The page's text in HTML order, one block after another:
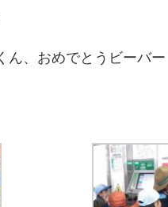
、おめでとうビーバー